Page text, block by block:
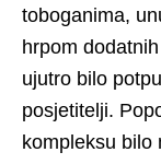
toboganima,
hrpom
ujutro bilo
posjetitelji.
kompleksu bilo